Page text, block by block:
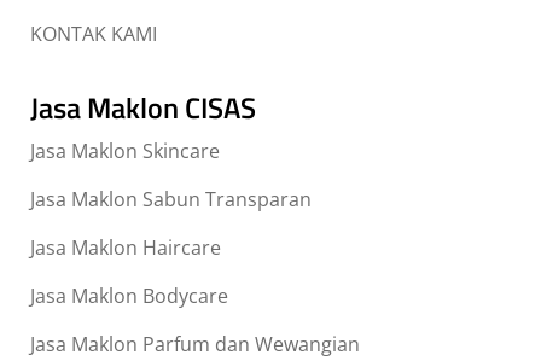
KONTAK KAMI
Jasa Maklon CISAS
Jasa Maklon Skincare
Jasa Maklon Sabun Transparan
Jasa Maklon Haircare
Jasa Maklon Bodycare
Jasa Maklon Parfum dan Wewangian